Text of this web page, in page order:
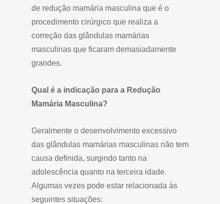
de redução mamária masculina que é o
procedimento cirúrgico que realiza a
correção das glândulas mamárias
masculinas que ficaram demasiadamente
grandes.
Qual é a indicação para a Redução
Mamária Masculina?
Geralmente o desenvolvimento excessivo
das glândulas mamárias masculinas não tem
causa definida, surgindo tanto na
adolescência quanto na terceira idade.
Algumas vezes pode estar relacionada às
seguintes situações: